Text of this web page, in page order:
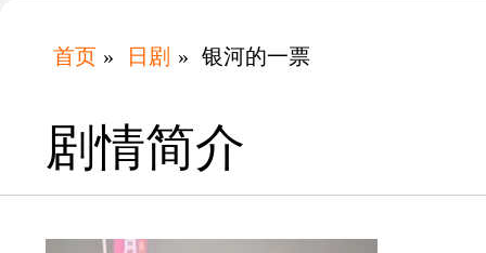
首页 » 日剧 » 银河的一票
剧情简介